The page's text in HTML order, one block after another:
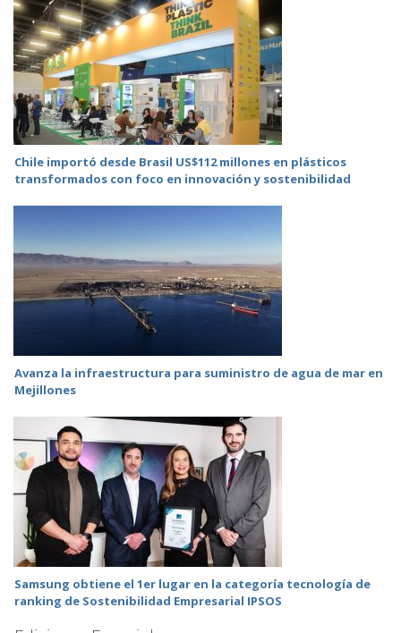
Chile importó desde Brasil US$112 millones en plásticos
transformados con foco en innovación y sostenibilidad
Avanza la infraestructura para suministro de agua de mar en
Mejillones
Samsung obtiene el 1er lugar en la categoría tecnología de
ranking de Sostenibilidad Empresarial IPSOS